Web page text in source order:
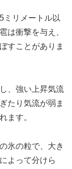
ミリメートル以
は衝撃を与え、
すことがありま
、強い上昇気流
たり気流が弱ま
ます。
氷の粒で、大き
よって分けら